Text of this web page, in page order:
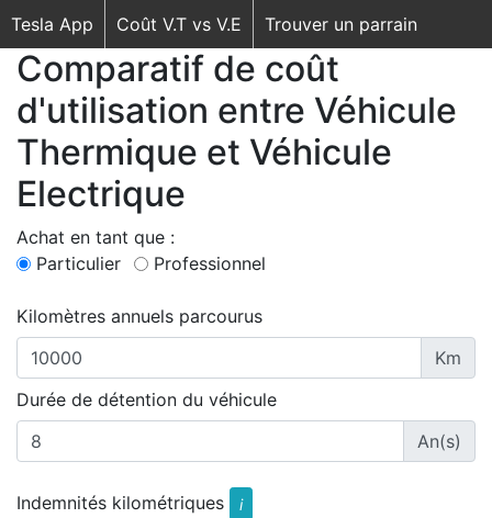
Tesla App Coût V.T vs V.E Trouver un parrain
Comparatif de coût
d'utilisation entre Véhicule
Thermique et Véhicule
Electrique
Achat en tant que :
Particulier
Professionnel
Kilomètres annuels parcourus
Km
Durée de détention du véhicule
An(s)
Indemnités kilométriques i